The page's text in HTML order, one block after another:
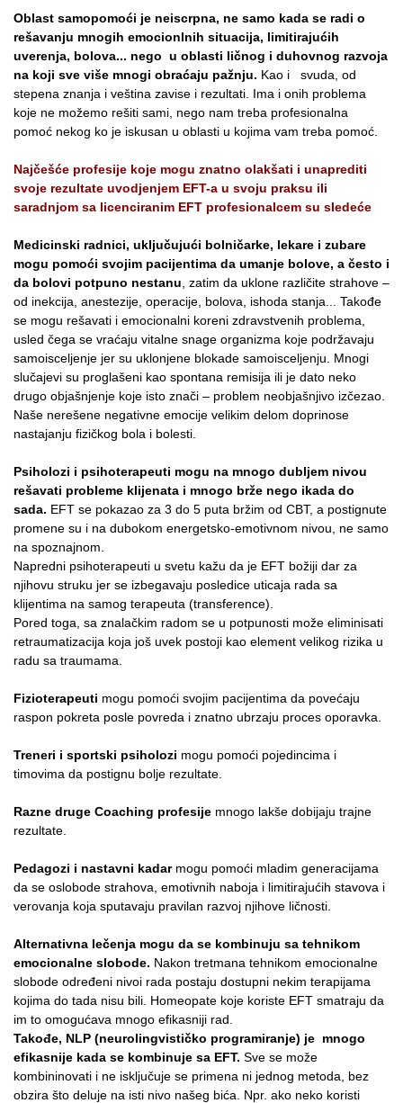
Oblast samopomoći je neiscrpna, ne samo kada se radi o
rešavanju mnogih emocionlnih situacija, limitirajućih
uverenja, bolova... nego u oblasti ličnog i duhovnog razvoja
na koji sve više mnogi obraćaju pažnju. Kao i svuda, od
stepena znanja i veština zavise i rezultati. Ima i onih problema
koje ne možemo rešiti sami, nego nam treba profesionalna
pomoć nekog ko je iskusan u oblasti u kojima vam treba pomoć.
Najčešće profesije koje mogu znatno olakšati i unaprediti
svoje rezultate uvodjenjem EFT-a u svoju praksu ili
saradnjom sa licenciranim EFT profesionalcem su sledeće
Medicinski radnici, uključujući bolničarke, lekare i zubare
mogu pomoći svojim pacijentima da umanje bolove, a često i
da bolovi potpuno nestanu , zatim da uklone različite strahove –
od inekcija, anestezije, operacije, bolova, ishoda stanja... Takođe
se mogu rešavati i emocionalni koreni zdravstvenih problema,
usled čega se vraćaju vitalne snage organizma koje podržavaju
samoisceljenje jer su uklonjene blokade samoisceljenju. Mnogi
slučajevi su proglašeni kao spontana remisija ili je dato neko
drugo objašnjenje koje isto znači – problem neobjašnjivo izčezao.
Naše nerešene negativne emocije velikim delom doprinose
nastajanju fizičkog bola i bolesti.
Psiholozi i psihoterapeuti mogu na mnogo dubljem nivou
rešavati probleme klijenata i mnogo brže nego ikada do
sada. EFT se pokazao za 3 do 5 puta bržim od CBT, a postignute
promene su i na dubokom energetsko-emotivnom nivou, ne samo
na spoznajnom.
Napredni psihoterapeuti u svetu kažu da je EFT božiji dar za
njihovu struku jer se izbegavaju posledice uticaja rada sa
klijentima na samog terapeuta (transference).
Pored toga, sa znalačkim radom se u potpunosti može eliminisati
retraumatizacija koja još uvek postoji kao element velikog rizika u
radu sa traumama.
Fizioterapeuti mogu pomoći svojim pacijentima da povećaju
raspon pokreta posle povreda i znatno ubrzaju proces oporavka.
Treneri i sportski psiholozi mogu pomoći pojedincima i
timovima da postignu bolje rezultate.
Razne druge Coaching profesije mnogo lakše dobijaju trajne
rezultate.
Pedagozi i nastavni kadarmogu pomoći mladim generacijama
da se oslobode strahova, emotivnih naboja i limitirajućih stavova i
verovanja koja sputavaju pravilan razvoj njihove ličnosti.
Alternativna lečenja mogu da se kombinuju sa tehnikom
emocionalne slobode. Nakon tretmana tehnikom emocionalne
slobode određeni nivoi rada postaju dostupni nekim terapijama
kojima do tada nisu bili. Homeopate koje koriste EFT smatraju da
im to omogućava mnogo efikasniji rad.
Takođe, NLP (neurolingvističko programiranje) je mnogo
efikasnije kada se kombinuje sa EFT. Sve se može
kombininovati i ne isključuje se primena ni jednog metoda, bez
obzira što deluje na isti nivo našeg bića. Npr. ako neko koristi